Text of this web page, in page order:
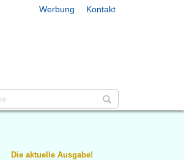
Werbung Kontakt
Die aktuelle Ausgabe!